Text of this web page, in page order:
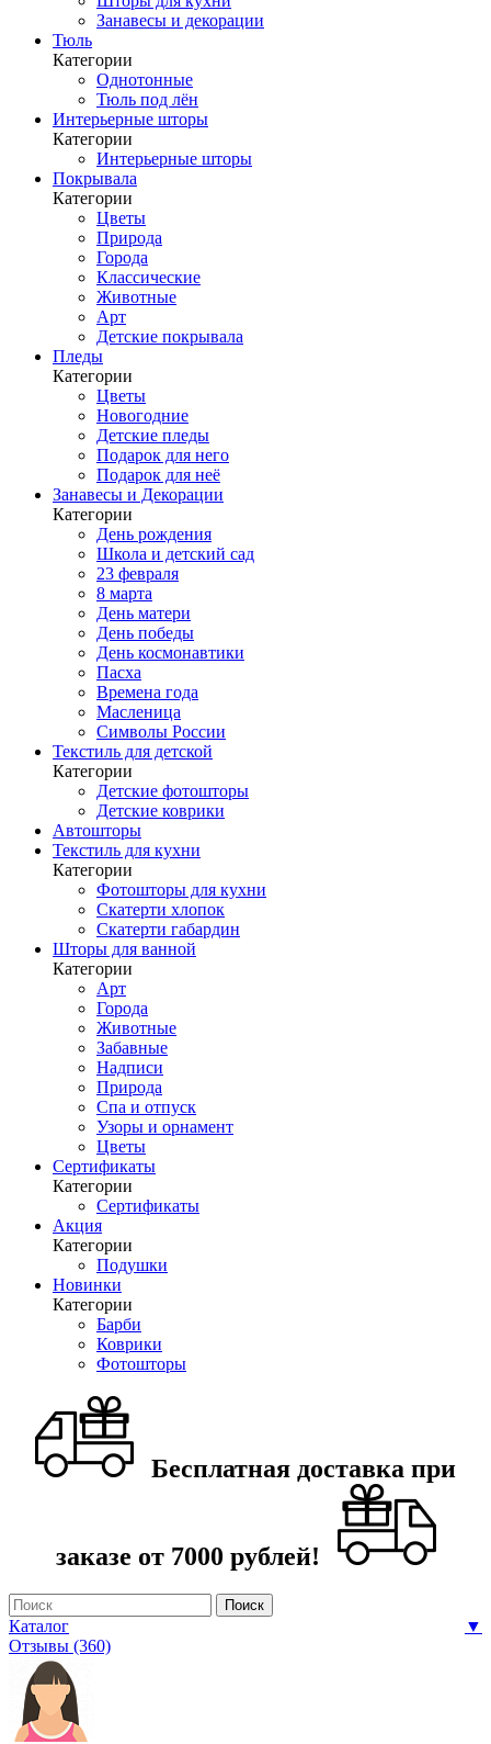
Занавесы и декорации
Тюль
Категории
Однотонные
Тюль под лён
Интерьерные шторы
Категории
Интерьерные шторы
Покрывала
Категории
Цветы
Природа
Города
Классические
Животные
Арт
Детские покрывала
Пледы
Категории
Цветы
Новогодние
Детские пледы
Подарок для него
Подарок для неё
Занавесы и Декорации
Категории
День рождения
Школа и детский сад
23 февраля
8 марта
День матери
День победы
День космонавтики
Пасха
Времена года
Масленица
Символы России
Текстиль для детской
Категории
Детские фотошторы
Детские коврики
Автошторы
Текстиль для кухни
Категории
Фотошторы для кухни
Скатерти хлопок
Скатерти габардин
Шторы для ванной
Категории
Арт
Города
Животные
Забавные
Надписи
Природа
Спа и отпуск
Узоры и орнамент
Цветы
Сертификаты
Категории
Сертификаты
Акция
Категории
Подушки
Новинки
Категории
Барби
Коврики
Фотошторы
Бесплатная доставка при
заказе от 7000 рублей!
Каталог
▼
Отзывы (360)